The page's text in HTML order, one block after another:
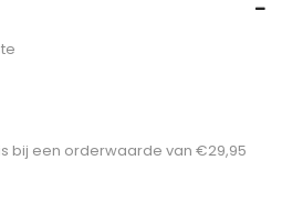
bij een orderwaarde van €29,95